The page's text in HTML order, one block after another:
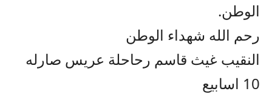
الوطن.
رحم الله شهداء الوطن
النقيب غيث قاسم رحاحلة عريس صارله
10 اسابيع